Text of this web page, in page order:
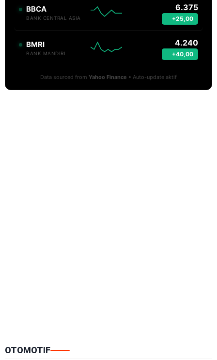
BBCA
BANK CENTRAL ASIA
6.375
+25,00
BMRI
BANK MANDIRI
4.240
+40,00
Data sourced from Yahoo Finance • Auto-update aktif
OTOMOTIF